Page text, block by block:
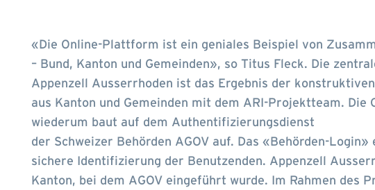
«Die Online-Plattform ist ein geniales Beispiel von
– Bund, Kanton und Gemeinden», so Titus Fleck. Die
Appenzell Ausserrhoden ist das Ergebnis der
aus Kanton und Gemeinden mit dem ARI-Projektteam.
wiederum baut auf dem Authentifizierungsdienst
der Schweizer Behörden AGOV auf. Das «Behörden-
sichere Identifizierung der Benutzenden. Appenzell
Kanton, bei dem AGOV eingeführt wurde. Im Rahmen des